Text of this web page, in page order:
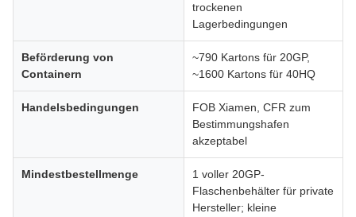
trockenen
Lagerbedingungen
Beförderung von
Containern
~790 Kartons für 20GP,
~1600 Kartons für 40HQ
Handelsbedingungen
FOB Xiamen, CFR zum
Bestimmungshafen
akzeptabel
Mindestbestellmenge
1 voller 20GP-
Flaschenbehälter für private
Hersteller; kleine